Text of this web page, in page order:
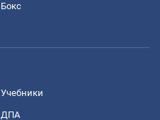
Бокс
Учебники
ДПА